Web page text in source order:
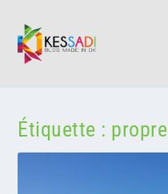
Étiquette : propre